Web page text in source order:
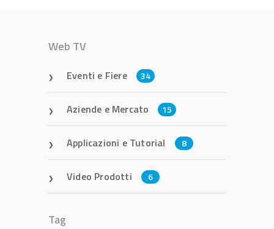
Web TV
Eventi e Fiere 34
Aziende e Mercato 15
Applicazioni e Tutorial 8
Video Prodotti 6
Tag